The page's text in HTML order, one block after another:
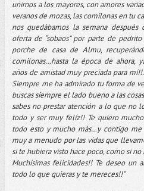
unirnos a los mayores, con amores
veranos de mozas, las comilonas en tu
nos quedábamos la semana
oferta de “sobaos” por parte de
porche de casa de Almu,
comilonas…hasta la época de ahora,
años de amistad muy preciada para
Siempre me ha admirado tu forma de
buscas siempre el lado bueno a las
sabes no prestar atención a lo que no
todo y ser muy felíz!! Te quiero
todo esto y mucho más…y contigo me
muy a menudo por las vidas que
si te hubiera visto hace poco, como si
Muchísimas felicidades!! Te deseo
todo lo que quieras y te mereces!!"